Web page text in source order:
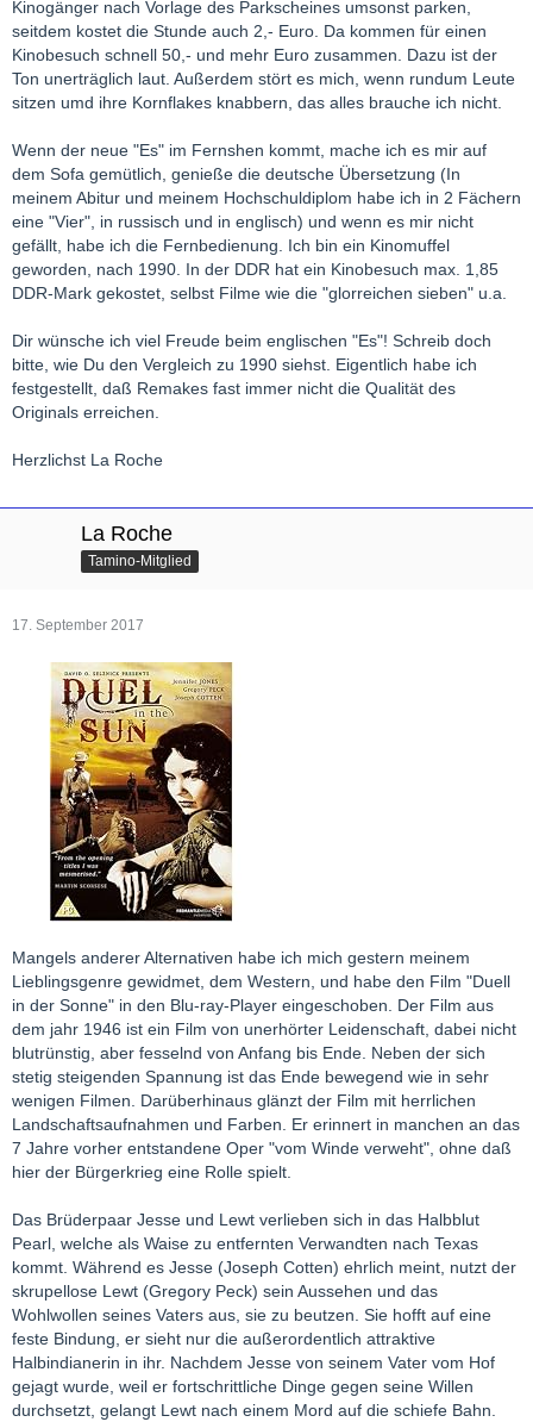
Kinogänger nach Vorlage des Parkscheines umsonst parken,
seitdem kostet die Stunde auch 2,- Euro. Da kommen für einen
Kinobesuch schnell 50,- und mehr Euro zusammen. Dazu ist der
Ton unerträglich laut. Außerdem stört es mich, wenn rundum Leute
sitzen umd ihre Kornflakes knabbern, das alles brauche ich nicht.
Wenn der neue "Es" im Fernshen kommt, mache ich es mir auf
dem Sofa gemütlich, genieße die deutsche Übersetzung (In
meinem Abitur und meinem Hochschuldiplom habe ich in 2 Fächern
eine "Vier", in russisch und in englisch) und wenn es mir nicht
gefällt, habe ich die Fernbedienung. Ich bin ein Kinomuffel
geworden, nach 1990. In der DDR hat ein Kinobesuch max. 1,85
DDR-Mark gekostet, selbst Filme wie die "glorreichen sieben" u.a.
Dir wünsche ich viel Freude beim englischen "Es"! Schreib doch
bitte, wie Du den Vergleich zu 1990 siehst. Eigentlich habe ich
festgestellt, daß Remakes fast immer nicht die Qualität des
Originals erreichen.
Herzlichst La Roche
La Roche
Tamino-Mitglied
17. September 2017
Mangels anderer Alternativen habe ich mich gestern meinem
Lieblingsgenre gewidmet, dem Western, und habe den Film "Duell
in der Sonne" in den Blu-ray-Player eingeschoben. Der Film aus
dem jahr 1946 ist ein Film von unerhörter Leidenschaft, dabei nicht
blutrünstig, aber fesselnd von Anfang bis Ende. Neben der sich
stetig steigenden Spannung ist das Ende bewegend wie in sehr
wenigen Filmen. Darüberhinaus glänzt der Film mit herrlichen
Landschaftsaufnahmen und Farben. Er erinnert in manchen an das
7 Jahre vorher entstandene Oper "vom Winde verweht", ohne daß
hier der Bürgerkrieg eine Rolle spielt.
Das Brüderpaar Jesse und Lewt verlieben sich in das Halbblut
Pearl, welche als Waise zu entfernten Verwandten nach Texas
kommt. Während es Jesse (Joseph Cotten) ehrlich meint, nutzt der
skrupellose Lewt (Gregory Peck) sein Aussehen und das
Wohlwollen seines Vaters aus, sie zu beutzen. Sie hofft auf eine
feste Bindung, er sieht nur die außerordentlich attraktive
Halbindianerin in ihr. Nachdem Jesse von seinem Vater vom Hof
gejagt wurde, weil er fortschrittliche Dinge gegen seine Willen
durchsetzt, gelangt Lewt nach einem Mord auf die schiefe Bahn.